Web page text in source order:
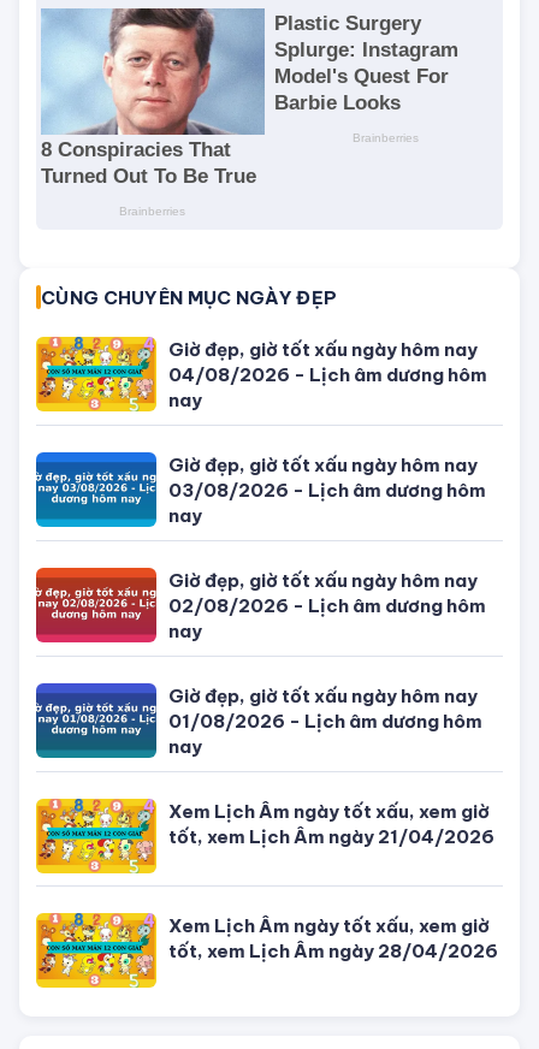
CÙNG CHUYÊN MỤC NGÀY ĐẸP
Giờ đẹp, giờ tốt xấu ngày hôm nay
04/08/2026 - Lịch âm dương hôm
Giờ đẹp, giờ tốt xấu ngày hôm nay
03/08/2026 - Lịch âm dương hôm
Giờ đẹp, giờ tốt xấu ngày hôm nay
02/08/2026 - Lịch âm dương hôm
Giờ đẹp, giờ tốt xấu ngày hôm nay
01/08/2026 - Lịch âm dương hôm
tốt, xem Lịch Âm ngày 21/04/2026